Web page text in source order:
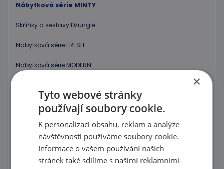
Nábytková série MINTY
Skříňky a sestavy Džungle
Nábytková série FRESH
Nábytková série MODERN
Dětský nábytek-Klasická série
Dětský nábytek-Barevná lokomotiva
Dětský nábytek-Duhová série
Dětský nábytek-Modulová série-odstín břízy
×
Tyto webové stránky
používají soubory cookie.
K personalizaci obsahu, reklam a analýze
návštěvnosti používáme soubory cookie.
Informace o vašem používání našich
stránek také sdílíme s našimi reklamními